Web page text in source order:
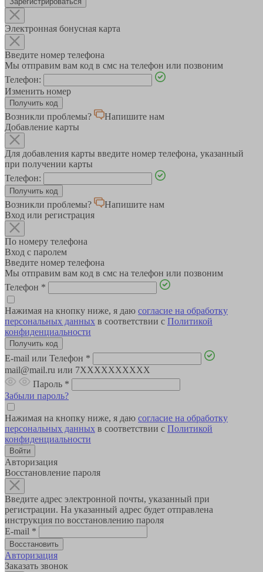
Электронная бонусная карта
Введите номер телефона
Мы отправим вам код в смс на телефон или позвоним
Телефон:
Изменить номер
Возникли проблемы?
Напишите нам
Добавление карты
Для добавления карты введите номер телефона, указанный
при получении карты
Телефон:
Возникли проблемы?
Напишите нам
Вход или регистрация
По номеру телефона
Вход с паролем
Введите номер телефона
Мы отправим вам код в смс на телефон или позвоним
Телефон *
Нажимая на кнопку ниже, я даю согласие на обработку
персональных данных в соответствии с Политикой
конфиденциальности
E-mail или Телефон *
mail@mail.ru или 7XXXXXXXXXX
Пароль *
Забыли пароль?
Нажимая на кнопку ниже, я даю согласие на обработку
персональных данных в соответствии с Политикой
конфиденциальности
Авторизация
Восстановление пароля
Введите адрес электронной почты, указанный при
регистрации. На указанный адрес будет отправлена
инструкция по восстановлению пароля
E-mail *
Авторизация
Заказать звонок